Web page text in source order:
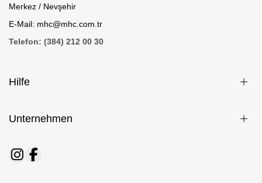
Merkez / Nevşehir
E-Mail: mhc@mhc.com.tr
Telefon: (384) 212 00 30
Hilfe
Unternehmen